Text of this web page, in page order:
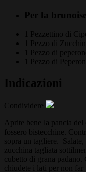
Per la brunoise
1 Pezzettino di
1 Pezzo di
1 Pezzo di
1 Pezzo di
Indicazioni
Condividere
Aprite bene la pancia
fossero bistecchine.
sopra un tagliere. Salate,
zucchina tagliata
cubetto di grana padano.
chiudete i lati per non